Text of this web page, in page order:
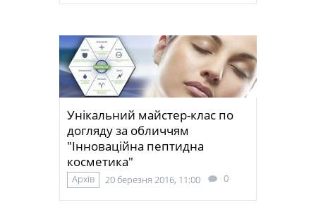
Унікальний майстер-клас по
догляду за обличчям
"Інноваційна пептидна
косметика"
Архів 20 березня 2016, 11:00 0